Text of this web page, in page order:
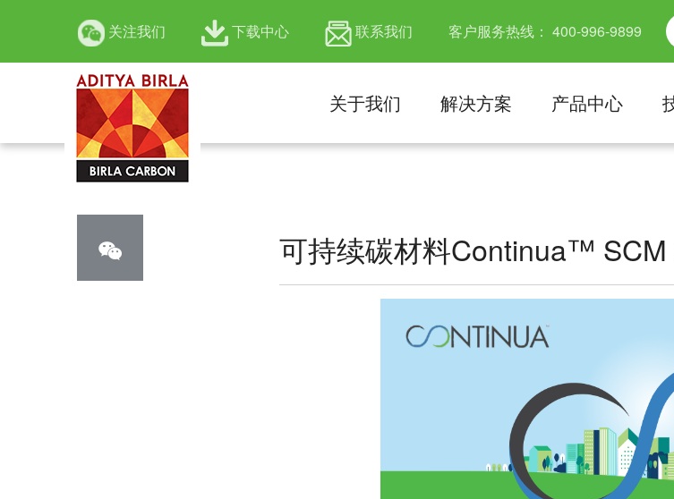
关注我们 下载中心 联系我们 客户服务热线： 400-996-9899
关于我们 解决方案 产品中心
 可持续碳材料Continua™